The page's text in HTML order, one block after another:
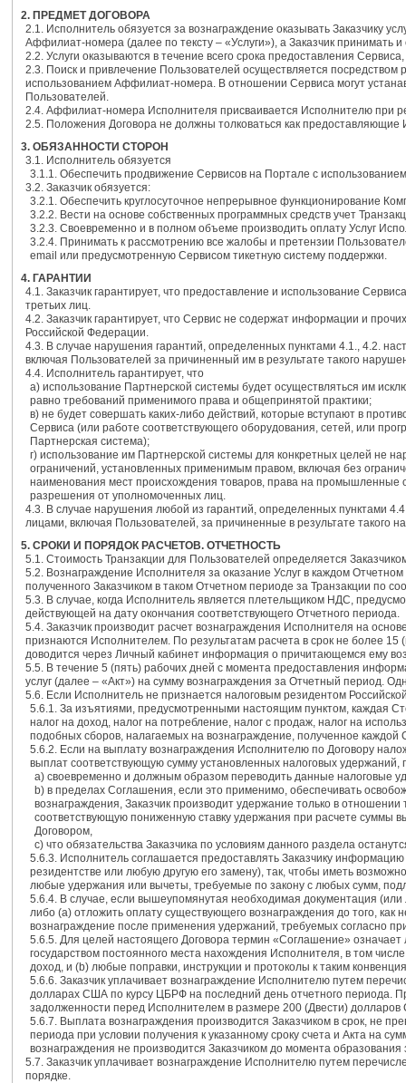
2. ПРЕДМЕТ ДОГОВОРА
2.1. Исполнитель обязуется за вознаграждение оказывать Заказчику
Аффилиат-номера (далее по тексту – «Услуги»), а Заказчик принимать
2.2. Услуги оказываются в течение всего срока предоставления
2.3. Поиск и привлечение Пользователей осуществляется
использованием Аффилиат-номера. В отношении Сервиса могут
Пользователей.
2.4. Аффилиат-номера Исполнителя присваивается Исполнителю при
2.5. Положения Договора не должны толковаться как
3. ОБЯЗАННОСТИ СТОРОН
3.1. Исполнитель обязуется
3.1.1. Обеспечить продвижение Сервисов на Портале с
3.2. Заказчик обязуется:
3.2.1. Обеспечить круглосуточное непрерывное функционирование
3.2.2. Вести на основе собственных программных средств учет
3.2.3. Своевременно и в полном объеме производить оплату Услуг
3.2.4. Принимать к рассмотрению все жалобы и претензии
email или предусмотренную Сервисом тикетную систему поддержки.
4. ГАРАНТИИ
4.1. Заказчик гарантирует, что предоставление и использование
третьих лиц.
4.2. Заказчик гарантирует, что Сервис не содержат информации и
Российской Федерации.
4.3. В случае нарушения гарантий, определенных пунктами 4.1., 4.2.
включая Пользователей за причиненный им в результате такого
4.4. Исполнитель гарантирует, что
a) использование Партнерской системы будет осуществляться им
равно требований применимого права и общепринятой практики;
в) не будет совершать каких-либо действий, которые вступают в
Сервиса (или работе соответствующего оборудования, сетей, или
Партнерская система);
г) использование им Партнерской системы для конкретных целей не
ограничений, установленных применимым правом, включая без
наименования мест происхождения товаров, права на
разрешения от уполномоченных лиц.
4.3. В случае нарушения любой из гарантий, определенных пунктами
лицами, включая Пользователей, за причиненные в результате такого
5. СРОКИ И ПОРЯДОК РАСЧЕТОВ. ОТЧЕТНОСТЬ
5.1. Стоимость Транзакции для Пользователей определяется
5.2. Вознаграждение Исполнителя за оказание Услуг в каждом
полученного Заказчиком в таком Отчетном периоде за Транзакции по
5.3. В случае, когда Исполнитель является плетельщиком НДС,
действующей на дату окончания соответствующего Отчетного периода.
5.4. Заказчик производит расчет вознаграждения Исполнителя на
признаются Исполнителем. По результатам расчета в срок не более
доводится через Личный кабинет информация о причитающемся ему
5.5. В течение 5 (пять) рабочих дней с момента предоставления
услуг (далее – «Акт») на сумму вознаграждения за Отчетный период.
5.6. Если Исполнитель не признается налоговым резидентом
5.6.1. За изъятиями, предусмотренными настоящим пунктом, каждая
налог на доход, налог на потребление, налог с продаж, налог на
подобных сборов, налагаемых на вознаграждение, полученное каждой
5.6.2. Если на выплату вознаграждения Исполнителю по Договору
выплат соответствующую сумму установленных налоговых удержаний,
а) своевременно и должным образом переводить данные налоговые
b) в пределах Соглашения, если это применимо, обеспечивать
вознаграждения, Заказчик производит удержание только в
соответствующую пониженную ставку удержания при расчете суммы
Договором,
c) что обязательства Заказчика по условиям данного раздела
5.6.3. Исполнитель соглашается предоставлять Заказчику
резидентстве или любую другую его замену), так, чтобы иметь
любые удержания или вычеты, требуемые по закону с любых сумм,
5.6.4. В случае, если вышеупомянутая необходимая документация
либо (а) отложить оплату существующего вознаграждения до того,
вознаграждение после применения удержаний, требуемых согласно
5.6.5. Для целей настоящего Договора термин «Соглашение»
государством постоянного места нахождения Исполнителя, в том
доход, и (b) любые поправки, инструкции и протоколы к таким
5.6.6. Заказчик уплачивает вознаграждение Исполнителю путем
долларах США по курсу ЦБРФ на последний день отчетного периода.
задолженности перед Исполнителем в размере 200 (Двести)
5.6.7. Выплата вознаграждения производится Заказчиком в срок, не
периода при условии получения к указанному сроку счета и Акта на
вознаграждения не производится Заказчиком до момента
5.7. Заказчик уплачивает вознаграждение Исполнителю путем
порядке.